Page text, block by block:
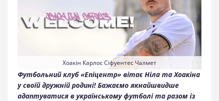
Хоакін Карлос Сіфуентес Чалмет
Футбольний клуб «Епіцентр» вітає Ніла та Хоакіна
у своїй дружній родині! Бажаємо якнайшвидше
адаптуватися в українському футболі та разом із